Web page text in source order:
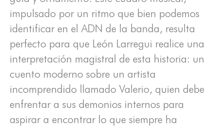
impulsado por un ritmo que bien podemos
identificar en el ADN de la banda, resulta
perfecto para que León Larregui realice una
interpretación magistral de esta historia: un
cuento moderno sobre un artista
incomprendido llamado Valerio, quien debe
enfrentar a sus demonios internos para
aspirar a encontrar lo que siempre ha